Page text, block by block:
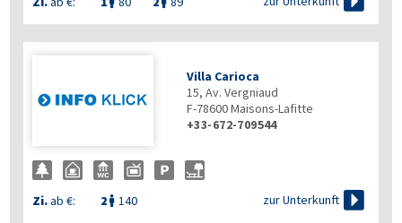
Villa Carioca
15, Av. Vergniaud
F-78600Maisons-Lafitte
+33-672-709544
Zi.ab €: 2  140 zur Unterkunft 